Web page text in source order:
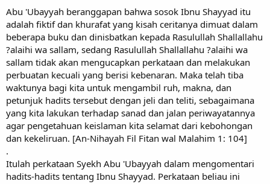
Abu 'Ubayyah beranggapan bahwa sosok Ibnu Shayyad itu
adalah fiktif dan khurafat yang kisah ceritanya dimuat dalam
beberapa buku dan dinisbatkan kepada Rasulullah Shallallahu
?alaihi wa sallam, sedang Rasulullah Shallallahu ?alaihi wa
sallam tidak akan mengucapkan perkataan dan melakukan
perbuatan kecuali yang berisi kebenaran. Maka telah tiba
waktunya bagi kita untuk mengambil ruh, makna, dan
petunjuk hadits tersebut dengan jeli dan teliti, sebagaimana
yang kita lakukan terhadap sanad dan jalan periwayatannya
agar pengetahuan keislaman kita selamat dari kebohongan
dan kekeliruan. [An-Nihayah Fil Fitan wal Malahim 1: 104]
.
Itulah perkataan Syekh Abu 'Ubayyah dalam mengomentari
hadits-hadits tentang Ibnu Shayyad. Perkataan beliau ini